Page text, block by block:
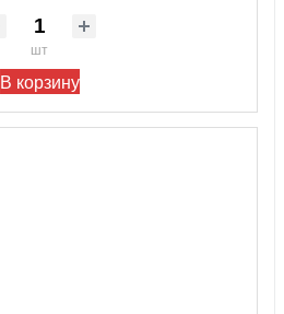
шт
В корзину